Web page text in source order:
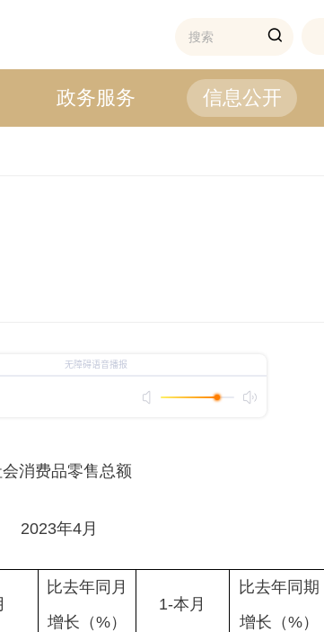
政务服务 信息公开
消费品零售总额
2023年4月
比去年同月
增长（%）
1-本月
比去年同期
增长（%）